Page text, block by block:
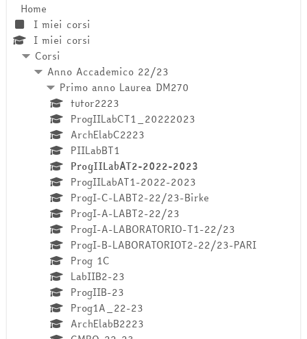
Home
I miei corsi
I miei corsi
Corsi
Anno Accademico 22/23
Primo anno Laurea DM270
tutor2223
ProgIILabCT1_20222023
ArchElabC2223
PIILabBT1
ProgIILabAT2-2022-2023
ProgIILabAT1-2022-2023
ProgI-C-LABT2-22/23-Birke
ProgI-A-LABT2-22/23
ProgI-A-LABORATORIO-T1-22/23
ProgI-B-LABORATORIOT2-22/23-PARI
Prog 1C
LabIIB2-23
ProgIIB-23
Prog1A_22-23
ArchElabB2223